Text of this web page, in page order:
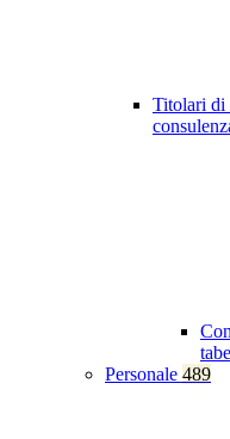
Titolari di
Personale 489